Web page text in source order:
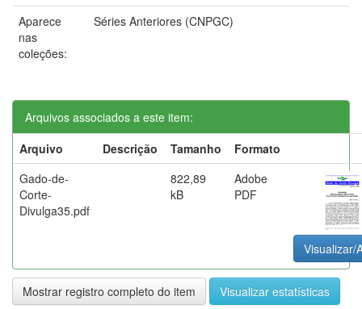
Aparece
nas
coleções:
Séries Anteriores (CNPGC)
Arquivos associados a este item:
Arquivo
Descrição Tamanho
Formato
Gado-de-
Corte-
Divulga35.pdf
822,89
kB
Adobe
PDF
Visualizar/
Mostrar registro completo do item Visualizar estatísticas